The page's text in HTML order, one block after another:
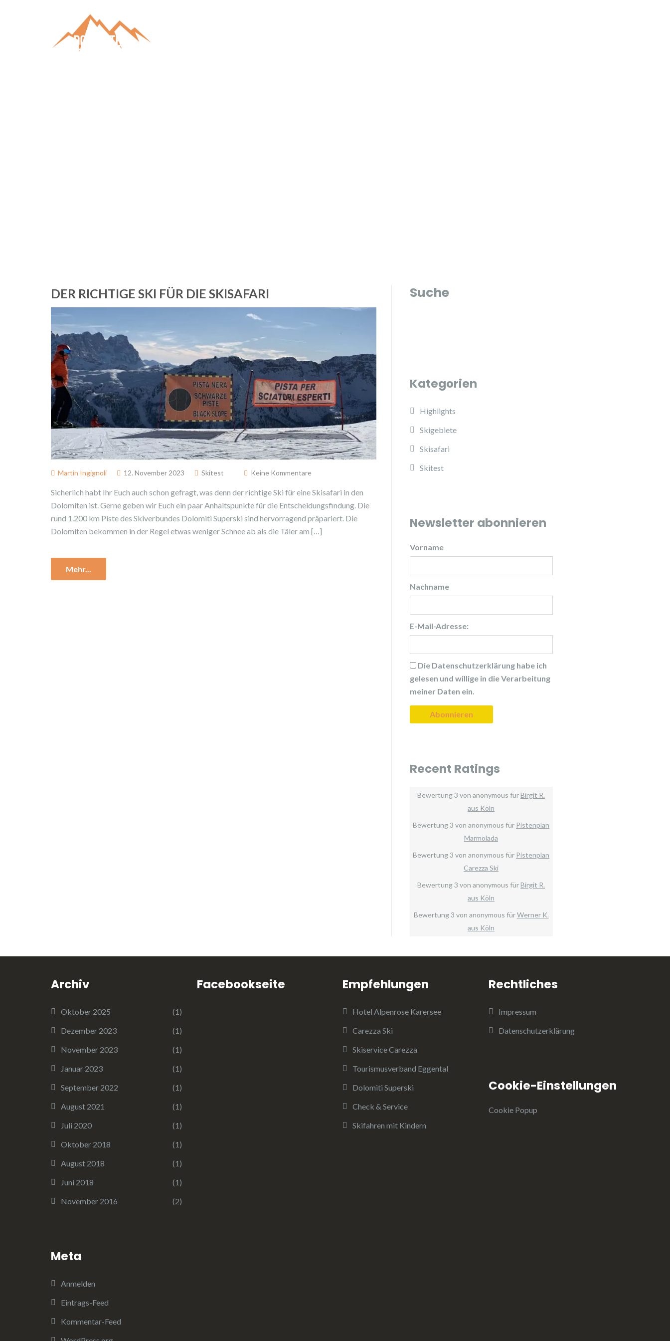
DER RICHTIGE SKI FÜR DIE SKISAFARI
Martin Ingignoli 12. November 2023 Skitest Keine Kommentare
Sicherlich habt Ihr Euch auch schon gefragt, was denn der richtige Ski für eine Skisafari in den
Dolomiten ist. Gerne geben wir Euch ein paar Anhaltspunkte für die Entscheidungsfindung. Die
rund 1.200 km Piste des Skiverbundes Dolomiti Superski sind hervorragend präpariert. Die
Dolomiten bekommen in der Regel etwas weniger Schnee ab als die Täler am […]
Mehr...
Suche
Kategorien
Highlights
Skigebiete
Skisafari
Skitest
Newsletter abonnieren
Vorname
Nachname
E-Mail-Adresse:
Die Datenschutzerklärunghabe ich
gelesen und willige in die Verarbeitung
meiner Daten ein.
Recent Ratings
Bewertung3 von anonymous fürBirgit R.
aus Köln
Bewertung3 von anonymous für Pistenplan
Marmolada
Bewertung3 von anonymous für Pistenplan
Carezza Ski
Bewertung3 von anonymous fürBirgit R.
aus Köln
Bewertung3 von anonymous für Werner K.
aus Köln
Archiv
Oktober 2025
(1)
Dezember 2023
(1)
November 2023
(1)
Januar 2023
(1)
September 2022
(1)
August 2021
(1)
Juli 2020
(1)
Oktober 2018
(1)
August 2018
(1)
Juni 2018
(1)
November 2016
(2)
Meta
Anmelden
Eintrags-Feed
Kommentar-Feed
Facebookseite Empfehlungen
Hotel Alpenrose Karersee
Carezza Ski
Skiservice Carezza
Tourismusverband Eggental
Dolomiti Superski
Check & Service
Skifahren mit Kindern
Rechtliches
Impressum
Datenschutzerklärung
Cookie-Einstellungen
Cookie Popup